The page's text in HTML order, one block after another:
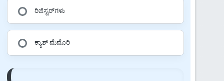
ರಿಜಿಸ್ಟರ್‌ಗಳು
ಕ್ಯಾಶ್ ಮೆಮೊರಿ